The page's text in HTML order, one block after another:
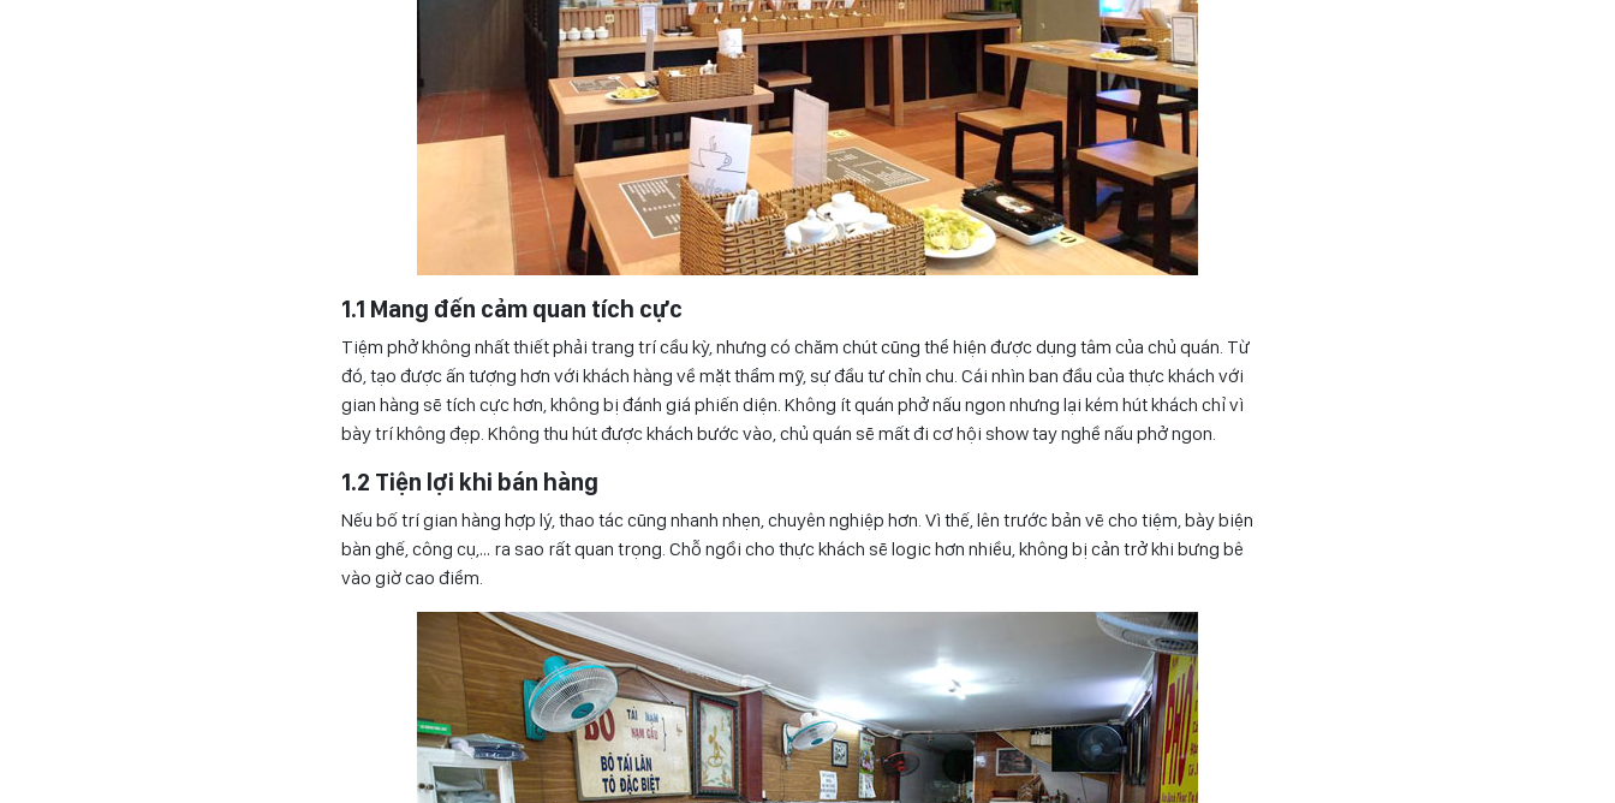
1.1 Mang đến cảm quan tích cực
Tiệm phở không nhất thiết phải trang trí cầu kỳ, nhưng có chăm chút cũng thể hiện được dụng tâm của chủ quán. Từ
đó, tạo được ấn tượng hơn với khách hàng về mặt thẩm mỹ, sự đầu tư chỉn chu. Cái nhìn ban đầu của thực khách với
gian hàng sẽ tích cực hơn, không bị đánh giá phiến diện. Không ít quán phở nấu ngon nhưng lại kém hút khách chỉ vì
bày trí không đẹp. Không thu hút được khách bước vào, chủ quán sẽ mất đi cơ hội show tay nghề nấu phở ngon.
1.2 Tiện lợi khi bán hàng
Nếu bố trí gian hàng hợp lý, thao tác cũng nhanh nhẹn, chuyên nghiệp hơn. Vì thế, lên trước bản vẽ cho tiệm, bày biện
bàn ghế, công cụ,… ra sao rất quan trọng. Chỗ ngồi cho thực khách sẽ logic hơn nhiều, không bị cản trở khi bưng bê
vào giờ cao điểm.